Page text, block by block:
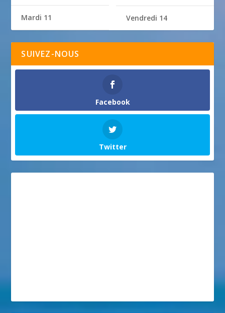
Mardi 11 Vendredi 14
SUIVEZ-NOUS
Facebook
Twitter